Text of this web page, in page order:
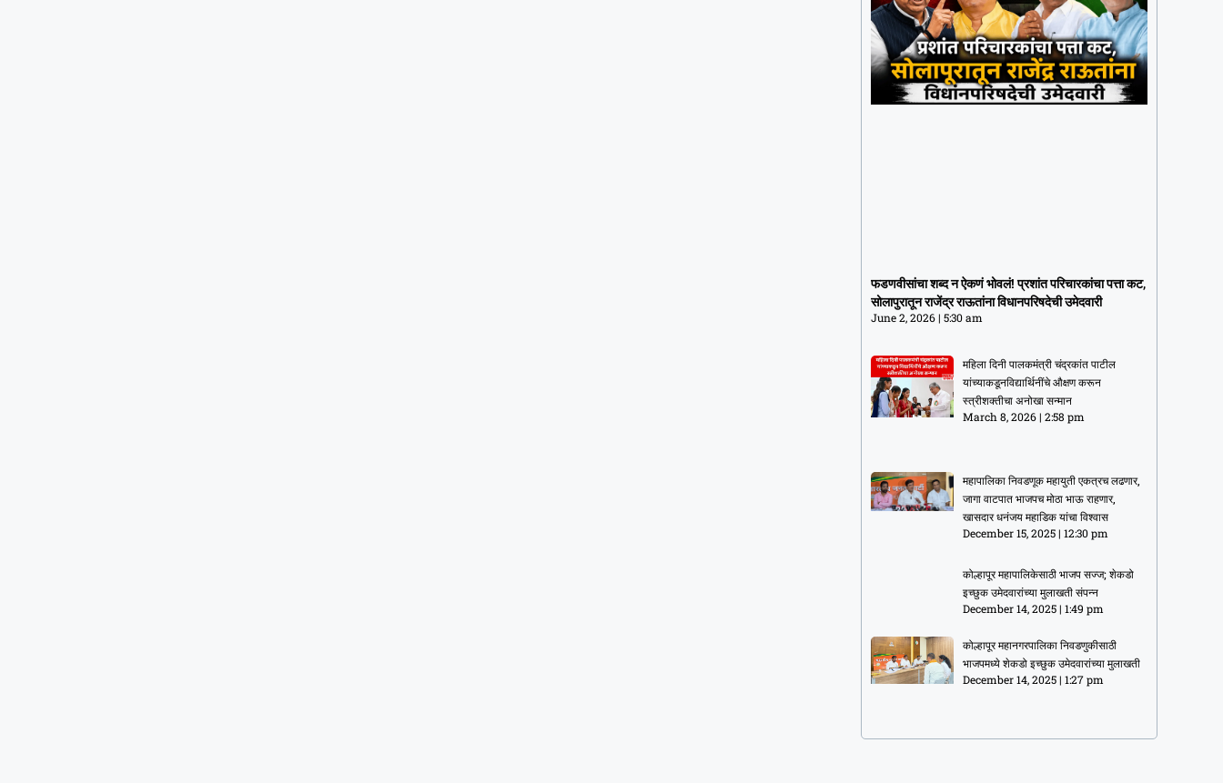
फडणवीसांचा शब्द न ऐकणं भोवलं! प्रशांत परिचारकांचा पत्ता कट,
सोलापुरातून राजेंद्र राऊतांना विधानपरिषदेची उमेदवारी
June 2, 2026 5:30 am
राऊतांना विधानपरिषदेची उमेदवारी
June 2, 20265:30 am
महिला दिनी पालकमंत्री चंद्रकांत पाटील
यांच्याकडूनविद्यार्थिनींचे औक्षण करून
स्त्रीशक्तीचा अनोखा सन्मान
March 8, 2026 2:58 pm
महापालिका निवडणूक महायुती एकत्रच लढणार,
जागा वाटपात भाजपच मोठा भाऊ राहणार,
खासदार धनंजय महाडिक यांचा विश्वास
December 15, 2025 12:30 pm
कोल्हापूर महापालिकेसाठी भाजप सज्ज; शेकडो
इच्छुक उमेदवारांच्या मुलाखती संपन्न
December 14, 2025 1:49 pm
कोल्हापूर महानगरपालिका निवडणुकीसाठी
भाजपमध्ये शेकडो इच्छुक उमेदवारांच्या मुलाखती
December 14, 2025 1:27 pm